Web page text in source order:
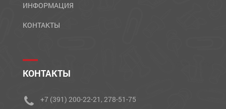
ИНФОРМАЦИЯ
КОНТАКТЫ
КОНТАКТЫ
+7 (391) 200-22-21, 278-51-75